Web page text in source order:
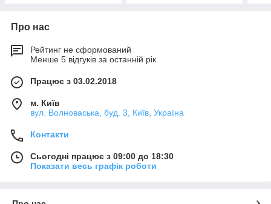
Про нас
Рейтинг не сформований
Менше 5 відгуків за останній рік
Працює з 03.02.2018
м. Київ
вул. Волноваська, буд. 3, Київ, Україна
Контакти
Сьогодні працює з 09:00 до 18:30
Показати весь графік роботи